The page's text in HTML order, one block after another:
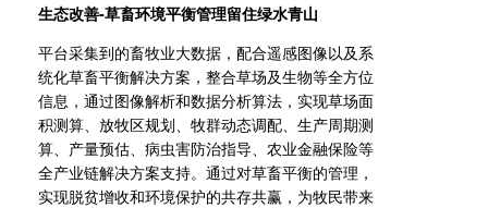
生态改善-草畜环境平衡管理留住绿水青山
平台采集到的畜牧业大数据，配合遥感图像以及系
统化草畜平衡解决方案，整合草场及生物等全方位
信息，通过图像解析和数据分析算法，实现草场面
积测算、放牧区规划、牧群动态调配、生产周期测
算、产量预估、病虫害防治指导、农业金融保险等
全产业链解决方案支持。通过对草畜平衡的管理，
实现脱贫增收和环境保护的共存共赢，为牧民带来